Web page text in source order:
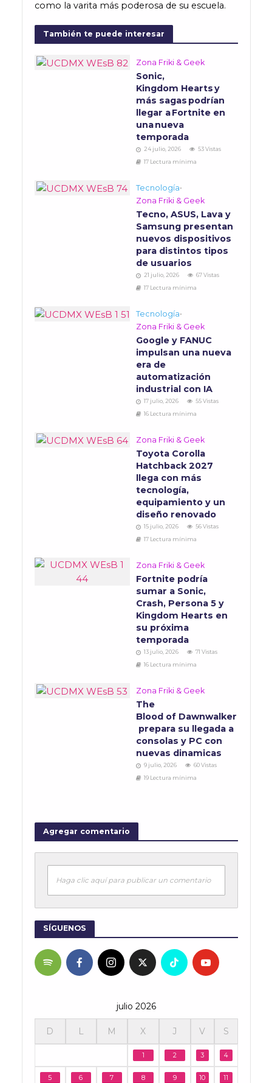
como la varita más poderosa de su escuela.
También te puede interesar
Zona Friki & Geek
Sonic,
Kingdom Hearts y
más sagas podrían
llegar a Fortnite en
una nueva
temporada
24 julio, 2026
53 Vistas
17 Lectura mínima
Tecnología•
Zona Friki & Geek
Tecno, ASUS, Lava y
Samsung presentan
nuevos dispositivos
para distintos tipos
de usuarios
21 julio, 2026
67 Vistas
17 Lectura mínima
Tecnología•
Zona Friki & Geek
Google y FANUC
impulsan una nueva
era de
automatización
industrial con IA
17 julio, 2026
55 Vistas
16 Lectura mínima
Zona Friki & Geek
Toyota Corolla
Hatchback 2027
llega con más
tecnología,
equipamiento y un
diseño renovado
15 julio, 2026
56 Vistas
17 Lectura mínima
Zona Friki & Geek
Fortnite podría
sumar a Sonic,
Crash, Persona 5 y
Kingdom Hearts en
su próxima
temporada
13 julio, 2026
71 Vistas
16 Lectura mínima
Zona Friki & Geek
The
Blood of Dawnwalker
prepara su llegada a
consolas y PC con
nuevas dinamicas
9 julio, 2026
60 Vistas
19 Lectura mínima
Agregar comentario
Haga clic aquí para publicar un comentario
SÍGUENOS
julio 2026
D L M X J V S
1 2 3 4
5 6 7 8 9 10 11